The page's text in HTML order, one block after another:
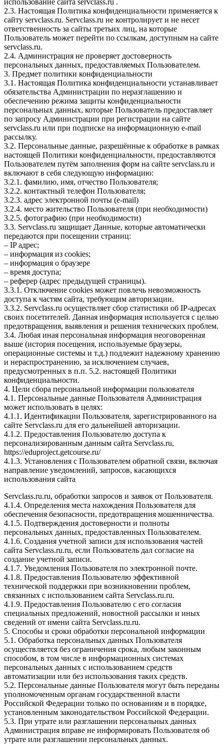
2.3. Настоящая Политика конфиденциальности применяется к
сайту servclass.ru. Servclass.ru не контролирует и не несет
ответственность за сайты третьих лиц, на которые
Пользователь может перейти по ссылкам, доступным на сайте
servclass.ru.
2.4. Администрация не проверяет достоверность
персональных данных, предоставляемых Пользователем.
3. Предмет политики конфиденциальности
3.1. Настоящая Политика конфиденциальности устанавливает
обязательства Администрации по неразглашению и
обеспечению режима защиты конфиденциальности
персональных данных, которые Пользователь предоставляет
по запросу Администрации при регистрации на сайте
servclass.ru или при подписке на информационную e-mail
рассылку.
3.2. Персональные данные, разрешённые к обработке в рамках
настоящей Политики конфиденциальности, предоставляются
Пользователем путём заполнения форм на сайте servclass.ru и
включают в себя следующую информацию:
3.2.1. фамилию, имя, отчество Пользователя;
3.2.2. контактный телефон Пользователя;
3.2.3. адрес электронной почты (e-mail)
3.2.4. место жительство Пользователя (при необходимости)
3.2.5. фотографию (при необходимости)
3.3. Servclass.ru защищает Данные, которые автоматически
передаются при посещении страниц:
– IP адрес;
– информация из cookies;
– информация о браузере
– время доступа;
– реферер (адрес предыдущей страницы).
3.3.1. Отключение cookies может повлечь невозможность
доступа к частям сайта, требующим авторизации.
3.3.2. Servclass.ru осуществляет сбор статистики об IP-адресах
своих посетителей. Данная информация используется с целью
предотвращения, выявления и решения технических проблем.
3.4. Любая иная персональная информация неоговоренная
выше (история посещения, используемые браузеры,
операционные системы и т.д.) подлежит надежному хранению
и нераспространению, за исключением случаев,
предусмотренных в п.п. 5.2. настоящей Политики
конфиденциальности.
4. Цели сбора персональной информации пользователя
4.1. Персональные данные Пользователя Администрация
может использовать в целях:
4.1.1. Идентификации Пользователя, зарегистрированного на
сайте Servclass.ru для его дальнейшей авторизации.
4.1.2. Предоставления Пользователю доступа к
персонализированным данным сайта Servclass.ru,
https://eduproject.getcourse.ru/
4.1.3. Установления с Пользователем обратной связи, включая
направление уведомлений, запросов, касающихся
использования сайта
Servclass.ru.ru, обработки запросов и заявок от Пользователя.
4.1.4. Определения места нахождения Пользователя для
обеспечения безопасности, предотвращения мошенничества.
4.1.5. Подтверждения достоверности и полноты
персональных данных, предоставленных Пользователем.
4.1.6. Создания учетной записи для использования частей
сайта Servclass.ru.ru, если Пользователь дал согласие на
создание учетной записи.
4.1.7. Уведомления Пользователя по электронной почте.
4.1.8. Предоставления Пользователю эффективной
технической поддержки при возникновении проблем,
связанных с использованием сайта Servclass.ru.ru.
4.1.9. Предоставления Пользователю с его согласия
специальных предложений, новостной рассылки и иных
сведений от имени сайта Servclass.ru.ru.
5. Способы и сроки обработки персональной информации
5.1. Обработка персональных данных Пользователя
осуществляется без ограничения срока, любым законным
способом, в том числе в информационных системах
персональных данных с использованием средств
автоматизации или без использования таких средств.
5.2. Персональные данные Пользователя могут быть переданы
уполномоченным органам государственной власти
Российской Федерации только по основаниям и в порядке,
установленным законодательством Российской Федерации.
5.3. При утрате или разглашении персональных данных
Администрация вправе не информировать Пользователя об
утрате или разглашении персональных данных.